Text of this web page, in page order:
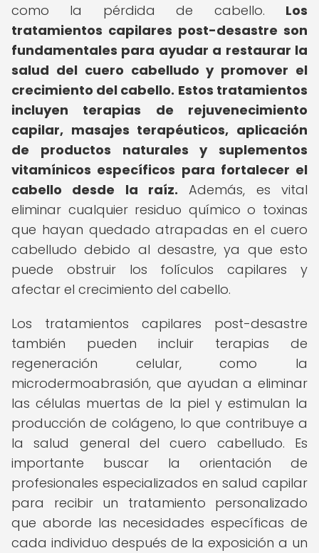
como la pérdida de cabello. Los
tratamientos capilares post-desastre son
fundamentales para ayudar a restaurar la
salud del cuero cabelludo y promover el
crecimiento del cabello. Estos tratamientos
incluyen terapias de rejuvenecimiento
capilar, masajes terapéuticos, aplicación
de productos naturales y suplementos
vitamínicos específicos para fortalecer el
cabello desde la raíz. Además, es vital
eliminar cualquier residuo químico o toxinas
que hayan quedado atrapadas en el cuero
cabelludo debido al desastre, ya que esto
puede obstruir los folículos capilares y
afectar el crecimiento del cabello.
Los tratamientos capilares post-desastre
también pueden incluir terapias de
regeneración celular, como la
microdermoabrasión, que ayudan a eliminar
las células muertas de la piel y estimulan la
producción de colágeno, lo que contribuye a
la salud general del cuero cabelludo. Es
importante buscar la orientación de
profesionales especializados en salud capilar
para recibir un tratamiento personalizado
que aborde las necesidades específicas de
cada individuo después de la exposición a un